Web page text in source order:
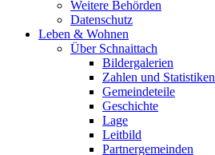
Weitere Behörden
Datenschutz
Leben & Wohnen
Über Schnaittach
Bildergalerien
Zahlen und Statistiken
Gemeindeteile
Geschichte
Lage
Leitbild
Partnergemeinden